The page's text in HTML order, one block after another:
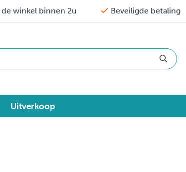
winkel binnen 2u Beveiligde betaling
Uitverkoop